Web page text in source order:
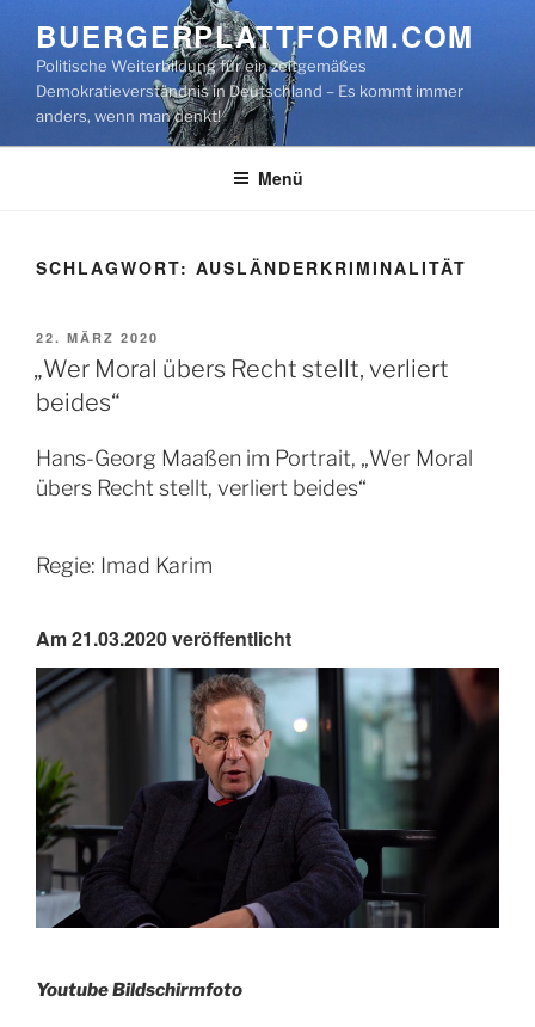
Inhalt
springen
BUERGERPLATTFORM.COM
Politische Weiterbildung für ein zeitgemäßes
Demokratieverständnis in Deutschland – Es kommt immer
anders, wenn man denkt!
Menü
SCHLAGWORT: AUSLÄNDERKRIMINALITÄT
VERÖFFENTLICHT
AM
22. MÄRZ 2020
„Wer Moral übers Recht stellt, verliert
beides“
Hans-Georg Maaßen im Portrait, „Wer Moral
übers Recht stellt, verliert beides“
Regie: Imad Karim
Am 21.03.2020 veröffentlicht
Youtube Bildschirmfoto